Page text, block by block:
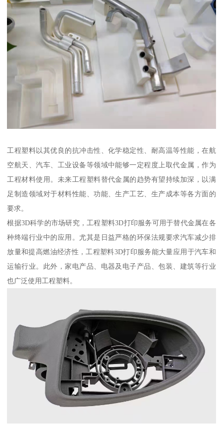
工程塑料以其优良的抗冲击性、化学稳定性、耐高温等性能，在航
空航天、汽车、工业设备等领域中能够一定程度上取代金属，作为
工程材料使用。未来工程塑料替代金属的趋势有望持续加深，以满
足制造领域对于材料性能、功能、生产工艺、生产成本等各方面的
要求。
根据3D科学的市场研究，工程塑料3D打印服务可用于替代金属在各
种终端行业中的应用。尤其是日益严格的环保法规要求汽车减少排
放量和提高燃油经济性，工程塑料3D打印服务能大量应用于汽车和
运输行业。此外，家电产品、电器及电子产品、包装、建筑等行业
也广泛使用工程塑料。